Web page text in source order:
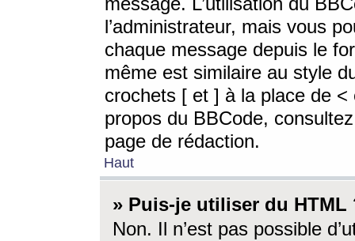
l’administrateur, mais vous
chaque message depuis le
même est similaire au style
crochets [ et ] à la place de <
propos du BBCode,
page de rédaction.
Haut
» Puis-je utiliser du HTML
Non. Il n’est pas possible